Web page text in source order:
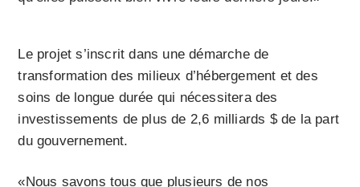
Le projet s’inscrit dans une démarche de
transformation des milieux d’hébergement et des
soins de longue durée qui nécessitera des
investissements de plus de 2,6 milliards $ de la part
du gouvernement.
«Nous savons tous que plusieurs de nos